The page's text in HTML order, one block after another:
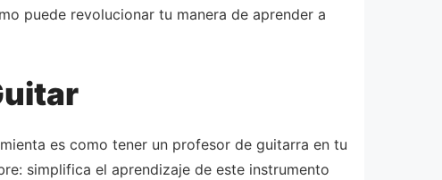
puede revolucionar tu manera de aprender a
es como tener un profesor de guitarra en tu
simplifica el aprendizaje de este instrumento